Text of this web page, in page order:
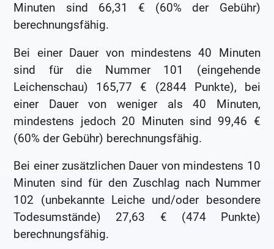
Minuten sind 66,31 € (60% der Gebühr)
berechnungsfähig.
Bei einer Dauer von mindestens 40 Minuten
sind für die Nummer 101 (eingehende
Leichenschau) 165,77 € (2844 Punkte), bei
einer Dauer von weniger als 40 Minuten,
mindestens jedoch 20 Minuten sind 99,46 €
(60% der Gebühr) berechnungsfähig.
Bei einer zusätzlichen Dauer von mindestens 10
Minuten sind für den Zuschlag nach Nummer
102 (unbekannte Leiche und/oder besondere
Todesumstände) 27,63 € (474 Punkte)
berechnungsfähig.